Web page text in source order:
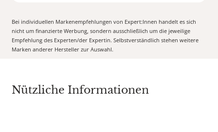
Bei individuellen Markenempfehlungen von Expert:Innen handelt es sich
nicht um finanzierte Werbung, sondern ausschließlich um die jeweilige
Empfehlung des Experten/der Expertin. Selbstverständlich stehen weitere
Marken anderer Hersteller zur Auswahl.
Nützliche Informationen